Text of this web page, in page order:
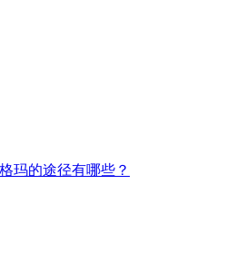
玛的途径有哪些？